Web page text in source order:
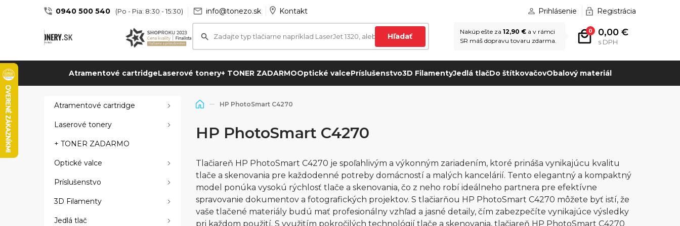
0940 500 540 (Po - Pia: 8:30 - 15:30) info@tonezo.sk Kontakt Prihlásenie Registrácia
Hľadať
0 0,00 €
s DPH
Nakúp ešte za 12,90 € a v rámci
SR máš dopravu tovaru zdarma.
Atramentové cartridgeLaserové tonery+ TONER ZADARMOOptické valcePríslušenstvo3D FilamentyJedlá tlačDo štítkovačovObalový materiál
Atramentové cartridge
Laserové tonery
+ TONER ZADARMO
Optické valce
Príslušenstvo
3D Filamenty
Jedlá tlač
HP PhotoSmart C4270
HP PhotoSmart C4270
Tlačiareň HP PhotoSmart C4270 je spoľahlivým a výkonným zariadením, ktoré prináša vynikajúcu kvalitu
tlače a skenovania pre každodenné potreby domácností a malých kancelárií. Tento elegantný a kompaktný
model ponúka vysokú rýchlosť tlače a skenovania, čo z neho robí ideálneho partnera pre efektívne
spravovanie dokumentov a fotografických projektov. S tlačiarňou HP PhotoSmart C4270 môžete byť istí, že
vaše tlačené materiály budú mať profesionálny vzhľad a jasné detaily, čím zabezpečíte vynikajúce výsledky
pri každom použití. S využitím pokročilých technológií tlače a skenovania, tlačiareň HP PhotoSmart C4270